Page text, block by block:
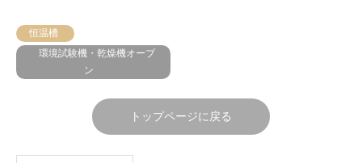
恒温槽
環境試験機・乾燥機オーブ
ン
トップページに戻る